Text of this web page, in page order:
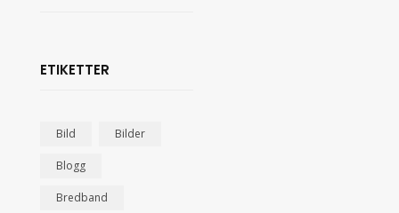
ETIKETTER
Bild Bilder
Blogg
Bredband